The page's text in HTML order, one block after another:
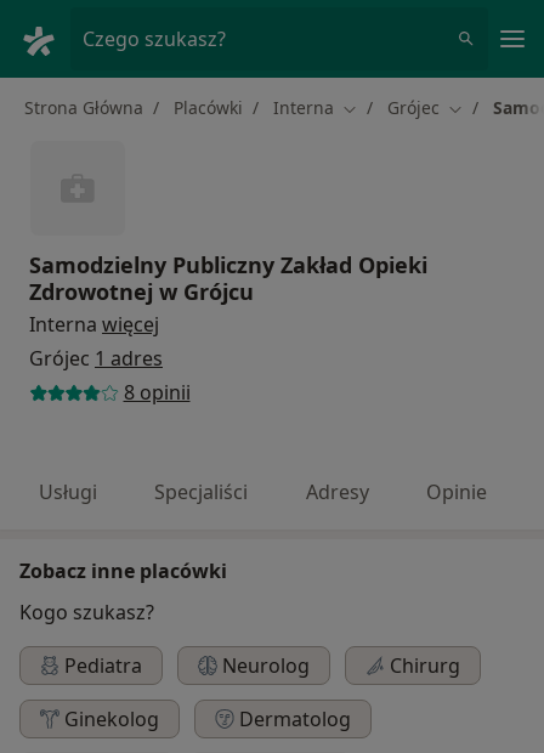
Czego szukasz?
Strona Główna Placówki Interna Zmień miasto
Grójec Zmień
Samodzielny Publiczny Zakład Opieki
Zdrowotnej w Grójcu
Interna więcej
Grójec 1 adres
8 opinii
Usługi Specjaliści Adresy Opinie
Zobacz inne placówki
Kogo szukasz?
Pediatra
Neurolog
Chirurg
Ginekolog
Dermatolog